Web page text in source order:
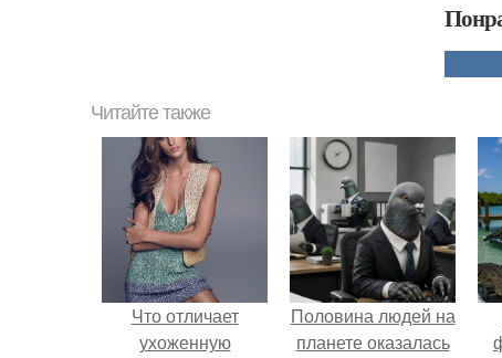
Читайте также
Что отличает
ухоженную
Половина людей на
планете оказалась